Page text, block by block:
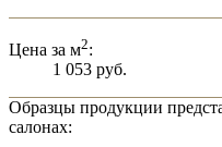
Цена за м2:
1 053 руб.
Образцы продукции
салонах: